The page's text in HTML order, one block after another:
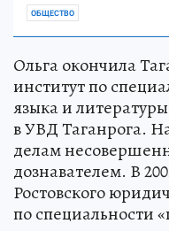
ОБЩЕСТВО
Ольга окончила
институт по
языка и
в УВД Таганрога.
делам
дознавателем. В
Ростовского
по специальности